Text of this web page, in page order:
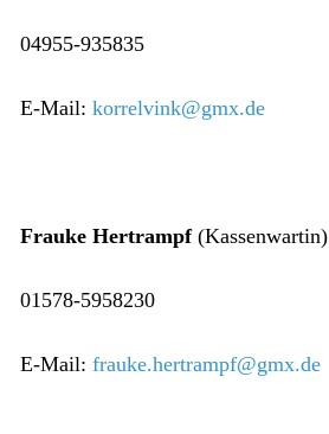
04955-935835
E-Mail:korrelvink@gmx.de
Frauke Hertrampf(Kassenwartin)
01578-5958230
E-Mail:frauke.hertrampf@gmx.de